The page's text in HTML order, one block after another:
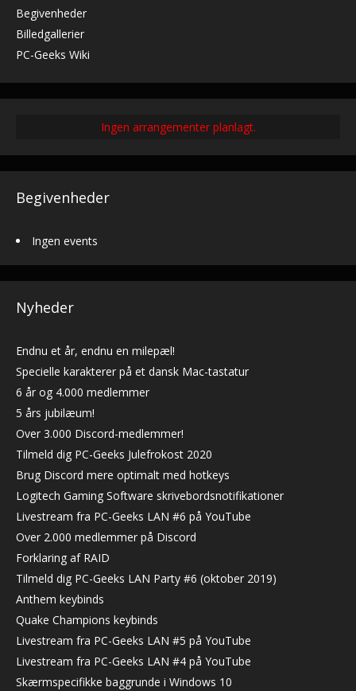
Begivenheder
Billedgallerier
PC-Geeks Wiki
Ingen arrangementer planlagt.
Begivenheder
Ingen events
Nyheder
Endnu et år, endnu en milepæl!
Specielle karakterer på et dansk Mac-tastatur
6 år og 4.000 medlemmer
5 års jubilæum!
Over 3.000 Discord-medlemmer!
Tilmeld dig PC-Geeks Julefrokost 2020
Brug Discord mere optimalt med hotkeys
Logitech Gaming Software skrivebordsnotifikationer
Livestream fra PC-Geeks LAN #6 på YouTube
Over 2.000 medlemmer på Discord
Forklaring af RAID
Tilmeld dig PC-Geeks LAN Party #6 (oktober 2019)
Anthem keybinds
Quake Champions keybinds
Livestream fra PC-Geeks LAN #5 på YouTube
Livestream fra PC-Geeks LAN #4 på YouTube
Skærmspecifikke baggrunde i Windows 10